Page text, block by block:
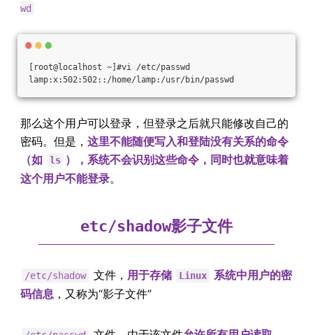
wd
[root@localhost ~]#vi /etc/passwd
lamp:x:502:502::/home/lamp:/usr/bin/passwd
那么这个用户可以登录，但登录之后就只能修改自己的
密码。但是， 这里不能随便写入和登陆没有关系的命令
（如
ls ），系统不会识别这些命令，同时也就意味着
这个用户不能登录。
etc/shadow影子文件
/etc/shadow 文件， 用于存储 Linux
系统中用户的密
码信息 ，又称为“影子文件”